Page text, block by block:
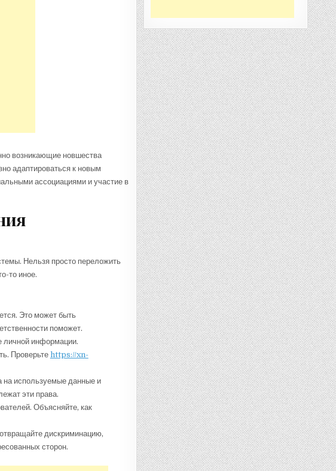
возникающие новшества
адаптироваться к новым
ассоциациями и участие в
Нельзя просто переложить
то иное.
Это может быть
поможет.
личной информации.
Проверьте https://xn-
на используемые данные и
эти права.
Объясняйте, как
дискриминацию,
сторон.